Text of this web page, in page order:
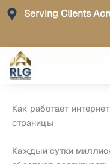
Skip
Serving Clients
Как работает
страницы
Каждый сутки